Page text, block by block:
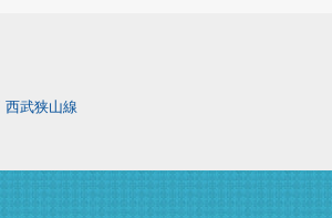
西武狭山線